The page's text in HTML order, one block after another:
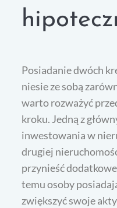
Posiadanie dwóch
niesie ze sobą
warto rozważyć
kroku. Jedną z
inwestowania w
drugiej
przynieść
temu osoby
zwiększyć swoje